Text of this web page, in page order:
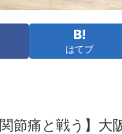
はてブ
節痛と戦う】大